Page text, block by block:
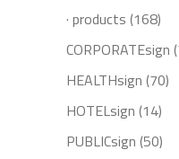
· products (168)
CORPORATEsign
HEALTHsign (70)
HOTELsign (14)
PUBLICsign (50)